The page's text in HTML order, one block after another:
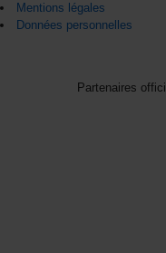
Mentions légales
Données personnelles
Partenaires